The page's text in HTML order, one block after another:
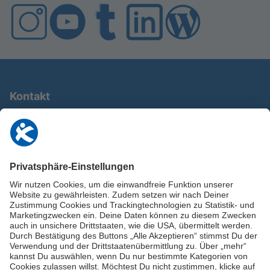
Kontakt
0911 / 9234 950
info@deutschland-im-plus.de
Impressum
Online-Schuldnerberatung
Stellen Sie hier Ihre Fragen und erhalten Sie kostenlos und umgehend
Informationen von unseren Schuldnerberater:innen.
Beratungshotline: 0800 / 5035851